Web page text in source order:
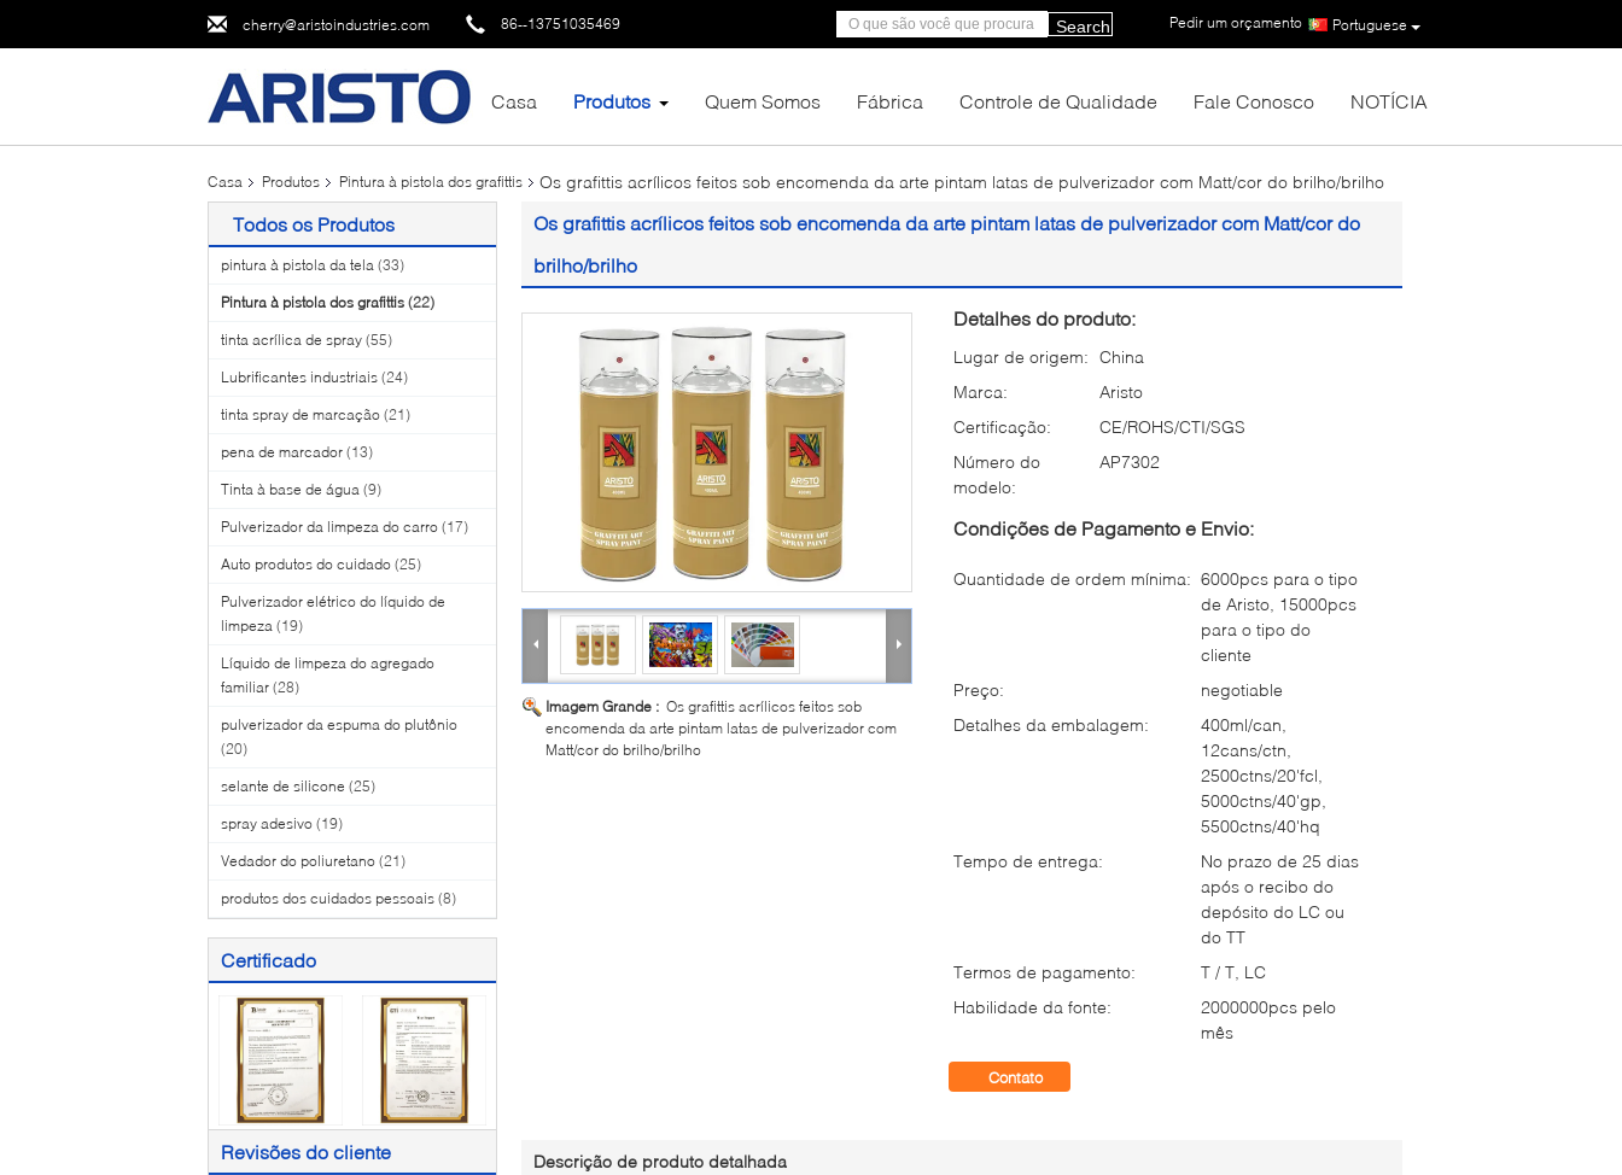
cherry@aristoindustries.com 86--13751035469 Portuguese
Pedir um orçamento |
Search
Casa Produtos Quem Somos Fábrica Controle de Qualidade Fale Conosco NOTÍCIA
Casa Produtos Pintura à pistola dos grafittis Os grafittis acrílicos feitos sob encomenda da arte pintam latas de pulverizador com Matt/cor do brilho/brilho
Todos os Produtos
pintura à pistola da tela (33)
Pintura à pistola dos grafittis (22)
tinta acrílica de spray (55)
Lubrificantes industriais (24)
tinta spray de marcação (21)
pena de marcador (13)
Tinta à base de água (9)
Pulverizador da limpeza do carro (17)
Auto produtos do cuidado (25)
Pulverizador elétrico do líquido de
limpeza (19)
Líquido de limpeza do agregado
familiar (28)
pulverizador da espuma do plutônio
(20)
selante de silicone (25)
spray adesivo (19)
Vedador do poliuretano (21)
produtos dos cuidados pessoais (8)
Certificado
Revisões do cliente
Os grafittis acrílicos feitos sob encomenda da arte pintam latas de pulverizador com Matt/cor do
brilho/brilho
Imagem Grande : Os grafittis acrílicos feitos sob
encomenda da arte pintam latas de pulverizador com
Matt/cor do brilho/brilho
Detalhes do produto:
Lugar de origem: China
Marca:
Aristo
Certificação:
CE/ROHS/CTI/SGS
Número do
modelo:
AP7302
Condições de Pagamento e Envio:
Quantidade de ordem mínima: 6000pcs para o tipo
de Aristo, 15000pcs
para o tipo do
cliente
Preço:
negotiable
Detalhes da embalagem:
400ml/can,
12cans/ctn,
2500ctns/20'fcl,
5000ctns/40'gp,
5500ctns/40'hq
Tempo de entrega:
No prazo de 25 dias
após o recibo do
depósito do LC ou
do TT
Termos de pagamento:
T / T, LC
Habilidade da fonte:
2000000pcs pelo
mês
Contato
Descrição de produto detalhada